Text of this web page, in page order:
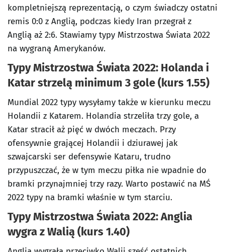
kompletniejszą reprezentacją, o czym świadczy ostatni
remis 0:0 z Anglią, podczas kiedy Iran przegrał z
Anglią aż 2:6. Stawiamy typy Mistrzostwa Świata 2022
na wygraną Amerykanów.
Typy Mistrzostwa Świata 2022: Holanda i
Katar strzelą minimum 3 gole (kurs 1.55)
Mundial 2022 typy wysyłamy także w kierunku meczu
Holandii z Katarem. Holandia strzeliła trzy gole, a
Katar stracił aż pięć w dwóch meczach. Przy
ofensywnie grającej Holandii i dziurawej jak
szwajcarski ser defensywie Kataru, trudno
przypuszczać, że w tym meczu piłka nie wpadnie do
bramki przynajmniej trzy razy. Warto postawić na MŚ
2022 typy na bramki właśnie w tym starciu.
Typy Mistrzostwa Świata 2022: Anglia
wygra z Walią (kurs 1.40)